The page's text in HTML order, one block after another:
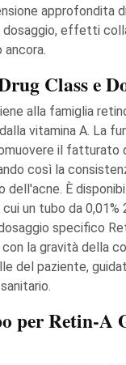
approfondita
dosaggio, effetti
Class e
alla famiglia
vitamina A. La
il fatturato
così la
È
un tubo da 0,01%
specifico
la gravità della
del paziente,
per Retin-A